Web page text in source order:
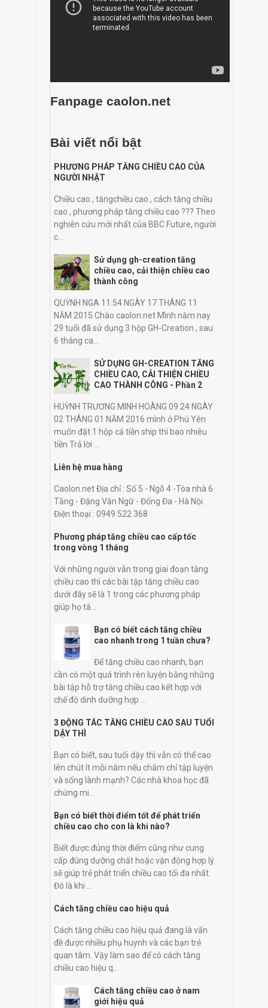
Fanpage caolon.net
Bài viết nổi bật
PHƯƠNG PHÁP TĂNG CHIỀU CAO CỦA
NGƯỜI NHẬT
Chiều cao , tăngchiều cao , cách tăng chiều
cao , phương pháp tăng chiều cao ??? Theo
nghiên cứu mới nhất của BBC Future, người
c...
Sử dụng gh-creation tăng
chiều cao, cải thiện chiều cao
thành công
QUỲNH NGA 11:54 NGÀY 17 THÁNG 11
NĂM 2015 Chào caolon.net Mình năm nay
29 tuổi đã sử dụng 3 hộp GH-Creation , sau
6 tháng ca...
SỬ DỤNG GH-CREATION TĂNG
CHIỀU CAO, CẢI THIỆN CHIỀU
CAO THÀNH CÔNG - Phần 2
HUỲNH TRƯƠNG MINH HOÀNG 09:24 NGÀY
02 THÁNG 01 NĂM 2016 mình ở Phú Yên
muốn đặt 1 hộp cả tiền ship thì bao nhiêu
tiền Trả lời ...
Liên hệ mua hàng
Caolon.net Địa chỉ : Số 5 - Ngõ 4 -Tòa nhà 6
Tầng - Đặng Văn Ngữ - Đống Đa - Hà Nội.
Điện thoại : 0949 522 368
Phương pháp tăng chiều cao cấp tốc
trong vòng 1 tháng
Với những người vẫn trong giai đoạn tăng
chiều cao thì các bài tập tăng chiều cao
dưới đây sẽ là 1 trong các phương pháp
giúp họ tă...
Bạn có biết cách tăng chiều
cao nhanh trong 1 tuần chưa?
Để tăng chiều cao nhanh, bạn
cần có một quá trình rèn luyện bằng những
bài tập hỗ trợ tăng chiều cao kết hợp với
chế độ dinh dưỡng hợp ...
3 ĐỘNG TÁC TĂNG CHIỀU CAO SAU TUỔI
DẬY THÌ
Bạn có biết, sau tuổi dậy thì vẫn có thể cao
lên chút ít mỗi năm nếu chăm chỉ tập luyện
và sống lành mạnh? Các nhà khoa học đã
chứng mi...
Bạn có biết thời điểm tốt để phát triển
chiều cao cho con là khi nào?
Biết được đúng thời điểm cũng như cung
cấp đúng dưỡng chất hoặc vận động hợp lý
sẽ giúp trẻ phát triển chiều cao tối đa nhất.
Đó là khi ...
Cách tăng chiều cao hiệu quả
Cách tăng chiều cao hiệu quả đang là vấn
đề được nhiều phụ huynh và các bạn trẻ
quan tâm. Vậy làm sao để có cách tăng
chiều cao hiệu q...
Cách tăng chiều cao ở nam
giới hiệu quả